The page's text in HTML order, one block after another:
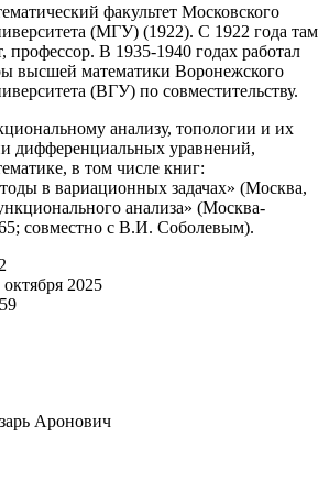
факультет Московского
(МГУ) (1922). С 1922 года там
профессор. В 1935-1940 годах работал
высшей математики Воронежского
(ВГУ) по совместительству.
анализу, топологии и их
дифференциальных уравнений,
в том числе книг:
в вариационных задачах» (Москва,
анализа» (Москва-
совместно с В.И. Соболевым).
2025
Аронович